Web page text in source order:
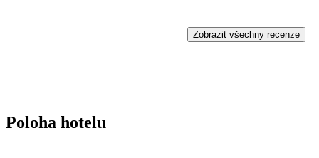
Zobrazit všechny recenze
Poloha hotelu